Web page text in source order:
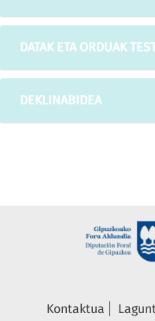
DATAK ETA ORDUAK
DEKLINABIDEA
Kontaktua